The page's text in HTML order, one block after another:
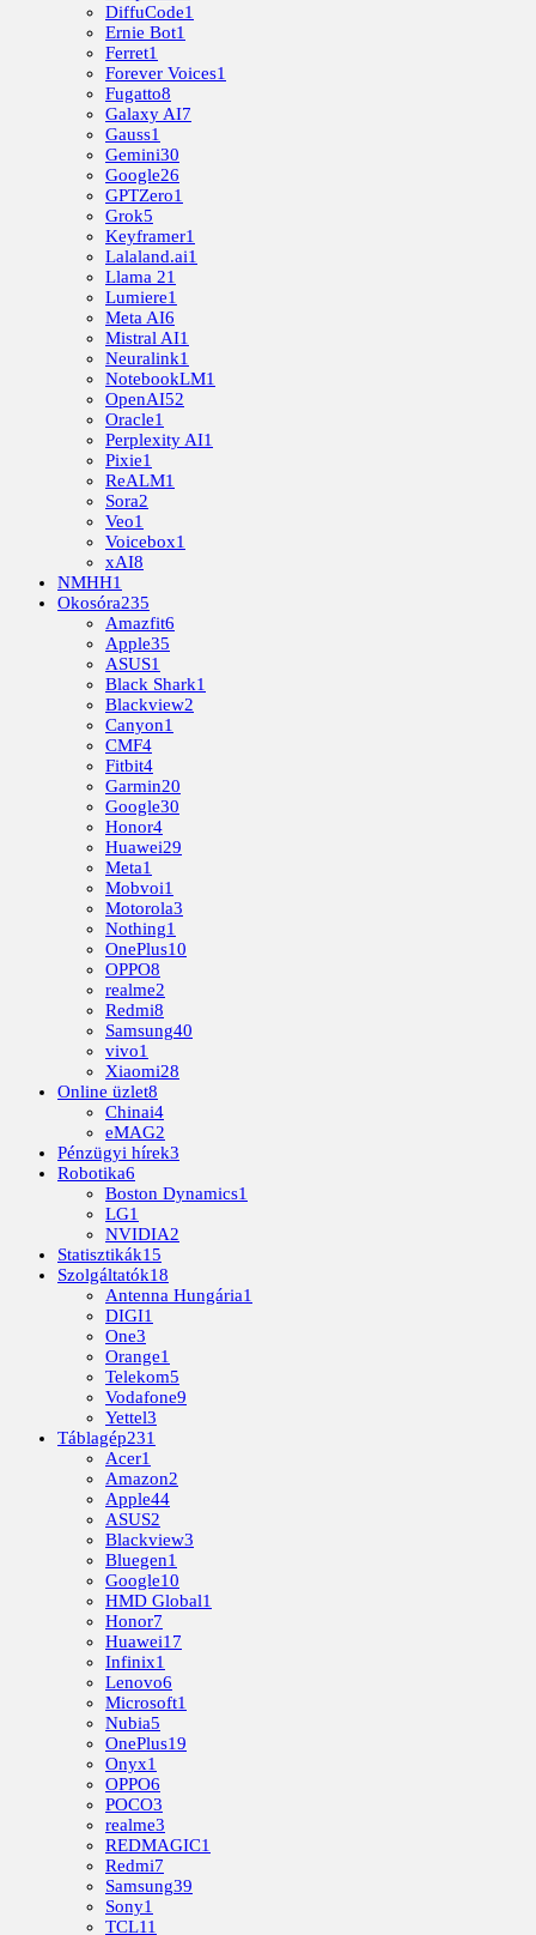
DiffuCode1
Ernie Bot1
Ferret1
Forever Voices1
Fugatto8
Galaxy AI7
Gauss1
Gemini30
Google26
GPTZero1
Grok5
Keyframer1
Lalaland.ai1
Llama 21
Lumiere1
Meta AI6
Mistral AI1
Neuralink1
NotebookLM1
OpenAI52
Oracle1
Perplexity AI1
Pixie1
ReALM1
Sora2
Veo1
Voicebox1
xAI8
NMHH1
Okosóra235
Amazfit6
Apple35
ASUS1
Black Shark1
Blackview2
Canyon1
CMF4
Fitbit4
Garmin20
Google30
Honor4
Huawei29
Meta1
Mobvoi1
Motorola3
Nothing1
OnePlus10
OPPO8
realme2
Redmi8
Samsung40
vivo1
Xiaomi28
Online üzlet8
Chinai4
eMAG2
Pénzügyi hírek3
Robotika6
Boston Dynamics1
LG1
NVIDIA2
Statisztikák15
Szolgáltatók18
Antenna Hungária1
DIGI1
One3
Orange1
Telekom5
Vodafone9
Yettel3
Táblagép231
Acer1
Amazon2
Apple44
ASUS2
Blackview3
Bluegen1
Google10
HMD Global1
Honor7
Huawei17
Infinix1
Lenovo6
Microsoft1
Nubia5
OnePlus19
Onyx1
OPPO6
POCO3
realme3
REDMAGIC1
Redmi7
Samsung39
Sony1
TCL11